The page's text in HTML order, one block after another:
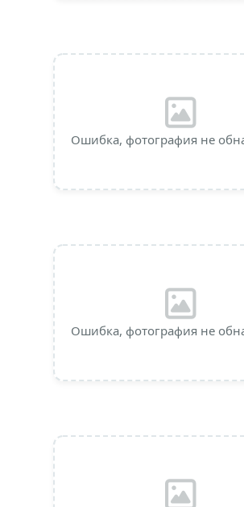
Ошибка, фотография не
Ошибка, фотография не